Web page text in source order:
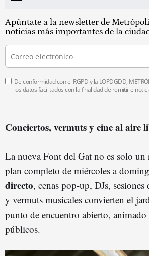
Apúntate a la newsletter de
noticias más importantes de la
De conformidad con el RGPD y la LOPDGDD,
los datos facilitados con la finalidad de remitirle
Conciertos, vermuts y cine al aire
La nueva Font del Gat no es solo un
plan completo de miércoles a
directo, cenas pop-up, DJs,
y vermuts musicales convierten el
punto de encuentro abierto,
públicos.